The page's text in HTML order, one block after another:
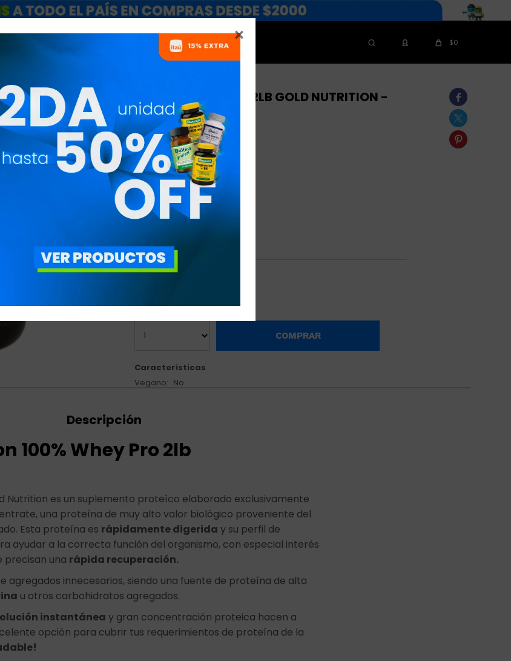

NUTRICIONISTAS $0



100% WHEY PRO 2LB GOLD NUTRITION -
FRUTILLA
GOL61003
$2.830
$2.406
Variedades:
COMPRAR
Características
Vegano
No
Descripción
100% Whey Pro 2lb
Nutrition es un suplemento proteíco elaborado exclusivamente
una proteína de muy alto valor biológico proveniente del
Esta proteína es rápidamente digerida y su perfil de
ayudar a la correcta función del organismo, con especial interés
precisan una rápida recuperación.
agregados innecesarios, siendo una fuente de proteína de alta
u otros carbohidratos agregados.
instantánea y gran concentración proteica hacen a
opción para cubrir tus requerimientos de proteína de la